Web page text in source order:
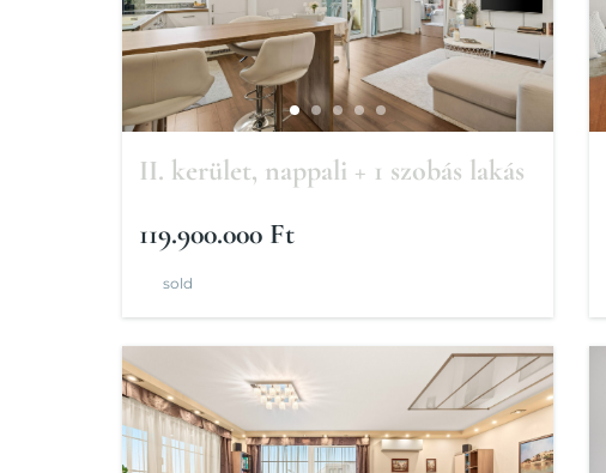
II. kerület, nappali + 1 szobás lakás
119.900.000 Ft
sold